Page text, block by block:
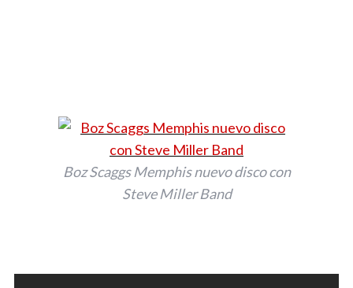
Boz Scaggs Memphis nuevo disco con
Steve Miller Band